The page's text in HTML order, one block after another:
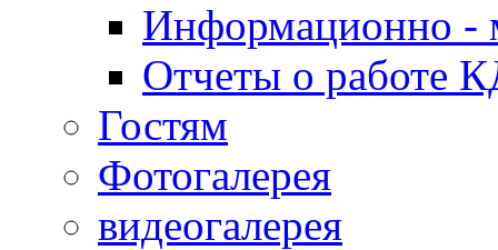
Информационно -
Отчеты о работе
Гостям
Фотогалерея
видеогалерея